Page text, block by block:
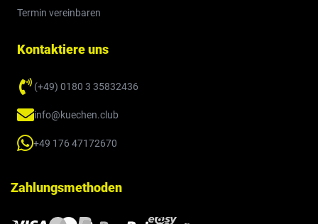
Termin vereinbaren
Kontaktiere uns
(+49) 0180 3 35832436
info@kuechen.club
+49 176 47172670
Zahlungsmethoden